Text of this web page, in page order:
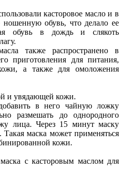
касторовое масло и в
обувь, что делало ее
обувь в дождь и слякоть
также распространено в
приготовления для питания,
а также для омоложения
и увядающей кожи.
в него чайную ложку
размешать до однородного
лица. Через 15 минут маску
Такая маска может применяться
кожи.
с касторовым маслом для